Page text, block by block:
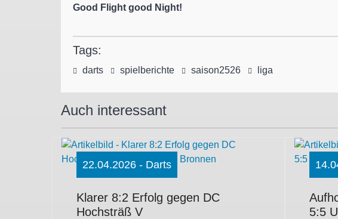
Good Flight good Night!
Tags:
darts spielberichte saison2526 liga
Auch interessant
22.04.2026 - Darts
Klarer 8:2 Erfolg gegen DC
Hochsträß V
5:5